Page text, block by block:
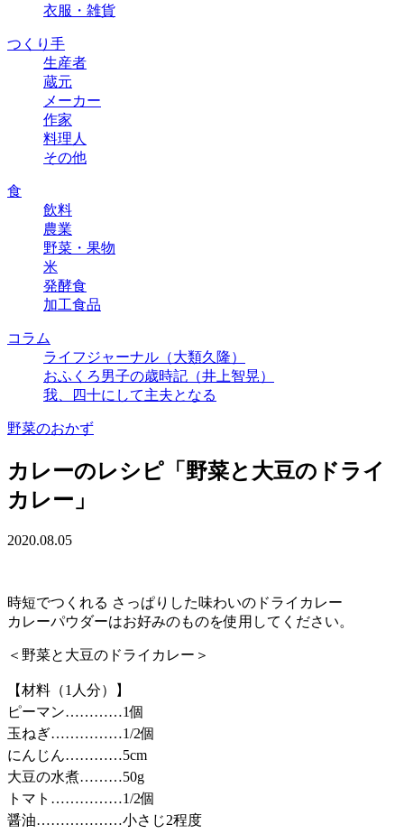
衣服・雑貨
つくり手
生産者
蔵元
メーカー
作家
料理人
その他
食
飲料
農業
野菜・果物
米
発酵食
加工食品
コラム
ライフジャーナル（大類久隆）
おふくろ男子の歳時記（井上智晃）
我、四十にして主夫となる
野菜のおかず
カレーのレシピ「野菜と大豆のドライ
カレー」
2020.08.05
時短でつくれる さっぱりした味わいのドライカレー
カレーパウダーはお好みのものを使用してください。
＜野菜と大豆のドライカレー＞
【材料（1人分）】
ピーマン…………1個
玉ねぎ……………1/2個
にんじん…………5cm
大豆の水煮………50g
トマト……………1/2個
醤油………………小さじ2程度